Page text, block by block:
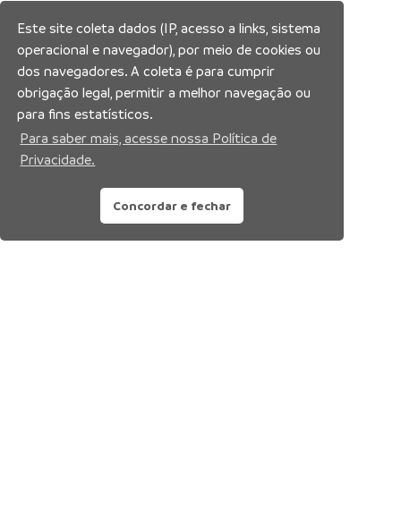
Este site coleta dados (IP, acesso a links, sistema
operacional e navegador), por meio de cookies ou
dos navegadores. A coleta é para cumprir
obrigação legal, permitir a melhor navegação ou
para fins estatísticos.
Para saber mais, acesse nossa Política de
Privacidade.
Concordar e fechar